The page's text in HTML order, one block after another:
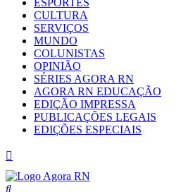
ESPORTES
CULTURA
SERVIÇOS
MUNDO
COLUNISTAS
OPINIÃO
SÉRIES AGORA RN
AGORA RN EDUCAÇÃO
EDIÇÃO IMPRESSA
PUBLICAÇÕES LEGAIS
EDIÇÕES ESPECIAIS